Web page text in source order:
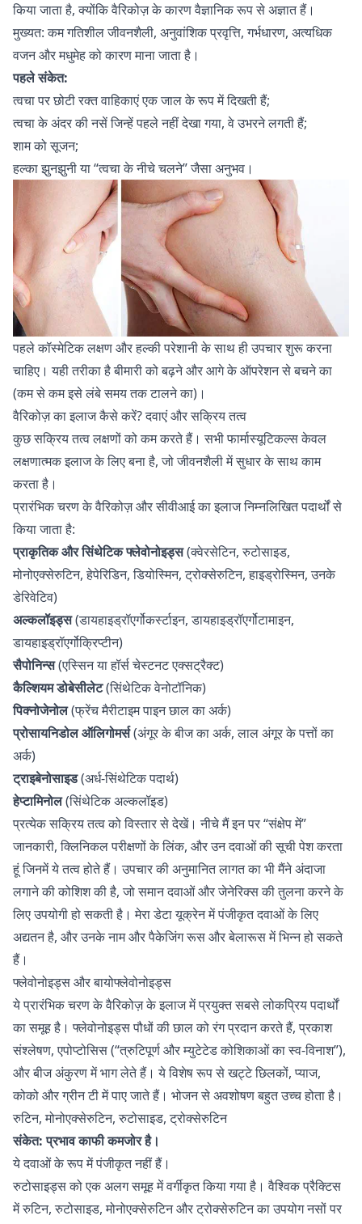
किया जाता है, क्योंकि वैरिकोज़ के कारण वैज्ञानिक रूप से अज्ञात हैं।
मुख्यत: कम गतिशील जीवनशैली, अनुवांशिक प्रवृत्ति, गर्भधारण, अत्यधिक
वजन और मधुमेह को कारण माना जाता है।
पहले संकेत:
त्वचा पर छोटी रक्त वाहिकाएं एक जाल के रूप में दिखती हैं;
त्वचा के अंदर की नसें जिन्हें पहले नहीं देखा गया, वे उभरने लगती हैं;
शाम को सूजन;
हल्का झुनझुनी या “त्वचा के नीचे चलने” जैसा अनुभव।
पहले कॉस्मेटिक लक्षण और हल्की परेशानी के साथ ही उपचार शुरू करना
चाहिए। यही तरीका है बीमारी को बढ़ने और आगे के ऑपरेशन से बचने का
(कम से कम इसे लंबे समय तक टालने का)।
वैरिकोज़ का इलाज कैसे करें? दवाएं और सक्रिय तत्व
कुछ सक्रिय तत्व लक्षणों को कम करते हैं। सभी फार्मास्यूटिकल्स केवल
लक्षणात्मक इलाज के लिए बना है, जो जीवनशैली में सुधार के साथ काम
करता है।
प्रारंभिक चरण के वैरिकोज़ और सीवीआई का इलाज निम्नलिखित पदार्थों से
किया जाता है:
प्राकृतिक और सिंथेटिक फ्लेवोनोइड्स(क्वेरसेटिन, रुटोसाइड,
मोनोएक्सेरुटिन, हेपेरिडिन, डियोस्मिन, ट्रोक्सेरुटिन, हाइड्रोस्मिन, उनके
डेरिवेटिव)
अल्कलॉइड्स(डायहाइड्रॉएर्गोकर्स्टाइन, डायहाइड्रॉएर्गोटामाइन,
डायहाइड्रॉएर्गोक्रिप्टीन)
सैपोनिन्स(एस्सिन या हॉर्स चेस्टनट एक्सट्रैक्ट)
कैल्शियम डोबेसीलेट(सिंथेटिक वेनोटॉनिक)
पिक्नोजेनोल(फ्रेंच मैरीटाइम पाइन छाल का अर्क)
प्रोसायनिडोल ऑलिगोमर्स(अंगूर के बीज का अर्क, लाल अंगूर के पत्तों का
अर्क)
ट्राइबेनोसाइड(अर्ध-सिंथेटिक पदार्थ)
हेप्टामिनोल(सिंथेटिक अल्कलॉइड)
प्रत्येक सक्रिय तत्व को विस्तार से देखें। नीचे मैं इन पर “संक्षेप में”
जानकारी, क्लिनिकल परीक्षणों के लिंक, और उन दवाओं की सूची पेश करता
हूं जिनमें ये तत्व होते हैं। उपचार की अनुमानित लागत का भी मैंने अंदाजा
लगाने की कोशिश की है, जो समान दवाओं और जेनेरिक्स की तुलना करने के
लिए उपयोगी हो सकती है। मेरा डेटा यूक्रेन में पंजीकृत दवाओं के लिए
अद्यतन है, और उनके नाम और पैकेजिंग रूस और बेलारूस में भिन्न हो सकते
हैं।
फ्लेवोनोइड्स और बायोफ्लेवोनोइड्स
ये प्रारंभिक चरण के वैरिकोज़ के इलाज में प्रयुक्त सबसे लोकप्रिय पदार्थों
का समूह है। फ्लेवोनोइड्स पौधों की छाल को रंग प्रदान करते हैं, प्रकाश
संश्लेषण, एपोप्टोसिस (“त्रुटिपूर्ण और म्युटेटेड कोशिकाओं का स्व-विनाश”),
और बीज अंकुरण में भाग लेते हैं। ये विशेष रूप से खट्टे छिलकों, प्याज,
कोको और ग्रीन टी में पाए जाते हैं। भोजन से अवशोषण बहुत उच्च होता है।
रुटिन, मोनोएक्सेरुटिन, रुटोसाइड, ट्रोक्सेरुटिन
संकेत: प्रभाव काफी कमजोर है।
ये दवाओं के रूप में पंजीकृत नहीं हैं।
रुटोसाइड्स को एक अलग समूह में वर्गीकृत किया गया है। वैश्विक प्रैक्टिस
में रुटिन, रुटोसाइड, मोनोएक्सेरुटिन और ट्रोक्सेरुटिन का उपयोग नसों पर